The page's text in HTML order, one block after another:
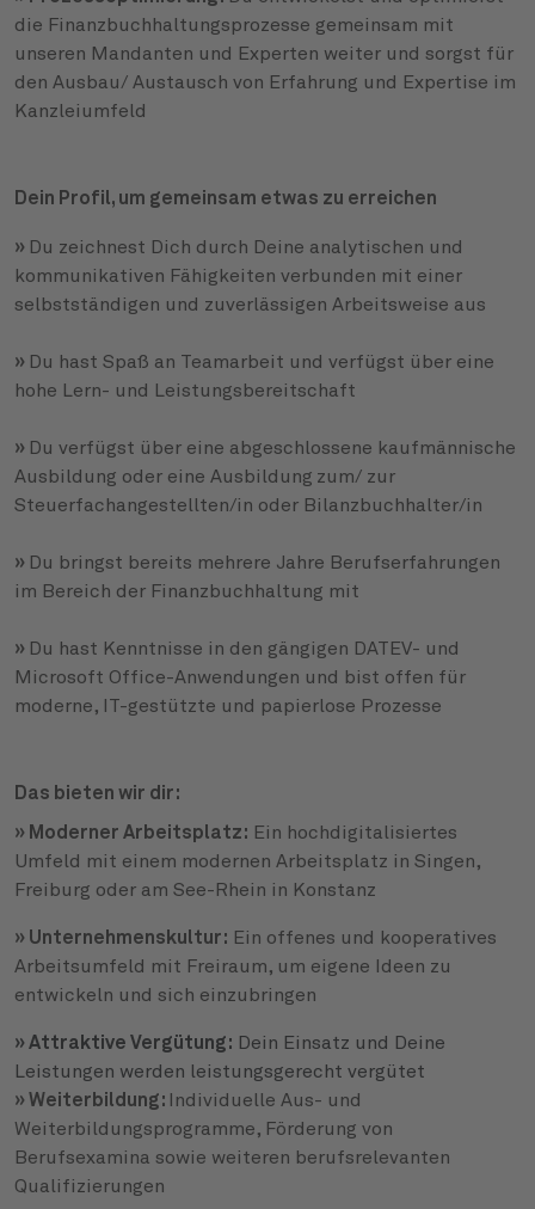
die Finanzbuchhaltungsprozesse gemeinsam mit
unseren Mandanten und Experten weiter und sorgst für
den Ausbau/ Austausch von Erfahrung und Expertise im
Kanzleiumfeld
Dein Profil, um gemeinsam etwas zu erreichen
» Du zeichnest Dich durch Deine analytischen und
kommunikativen Fähigkeiten verbunden mit einer
selbstständigen und zuverlässigen Arbeitsweise aus
» Du hast Spaß an Teamarbeit und verfügst über eine
hohe Lern- und Leistungsbereitschaft
» Du verfügst über eine abgeschlossene kaufmännische
Ausbildung oder eine Ausbildung zum/ zur
Steuerfachangestellten/in oder Bilanzbuchhalter/in
» Du bringst bereits mehrere Jahre Berufserfahrungen
im Bereich der Finanzbuchhaltung mit
» Du hast Kenntnisse in den gängigen DATEV- und
Microsoft Office-Anwendungen und bist offen für
moderne, IT-gestützte und papierlose Prozesse
Das bieten wir dir:
» Moderner Arbeitsplatz: Ein hochdigitalisiertes
Umfeld mit einem modernen Arbeitsplatz in Singen,
Freiburg oder am See-Rhein in Konstanz
» Unternehmenskultur: Ein offenes und kooperatives
Arbeitsumfeld mit Freiraum, um eigene Ideen zu
entwickeln und sich einzubringen
» Attraktive Vergütung: Dein Einsatz und Deine
Leistungen werden leistungsgerecht vergütet
» Weiterbildung:
Individuelle Aus- und
Weiterbildungsprogramme, Förderung von
Berufsexamina sowie weiteren berufsrelevanten
Qualifizierungen